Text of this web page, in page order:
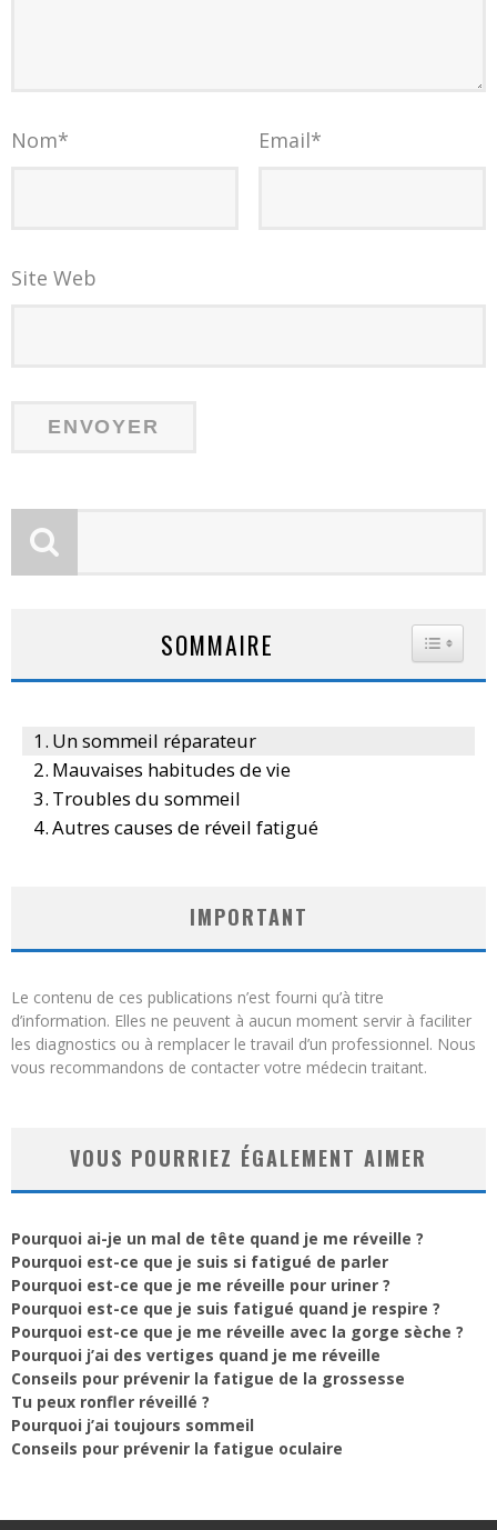
Nom* Email*
Site Web
SOMMAIRE
Un sommeil réparateur
Mauvaises habitudes de vie
Troubles du sommeil
Autres causes de réveil fatigué
IMPORTANT
Le contenu de ces publications n’est fourni qu’à titre
d’information. Elles ne peuvent à aucun moment servir à faciliter
les diagnostics ou à remplacer le travail d’un professionnel. Nous
vous recommandons de contacter votre médecin traitant.
VOUS POURRIEZ ÉGALEMENT AIMER
Pourquoi ai-je un mal de tête quand je me réveille ?
Pourquoi est-ce que je suis si fatigué de parler
Pourquoi est-ce que je me réveille pour uriner ?
Pourquoi est-ce que je suis fatigué quand je respire ?
Pourquoi est-ce que je me réveille avec la gorge sèche ?
Pourquoi j’ai des vertiges quand je me réveille
Conseils pour prévenir la fatigue de la grossesse
Tu peux ronfler réveillé ?
Pourquoi j’ai toujours sommeil
Conseils pour prévenir la fatigue oculaire